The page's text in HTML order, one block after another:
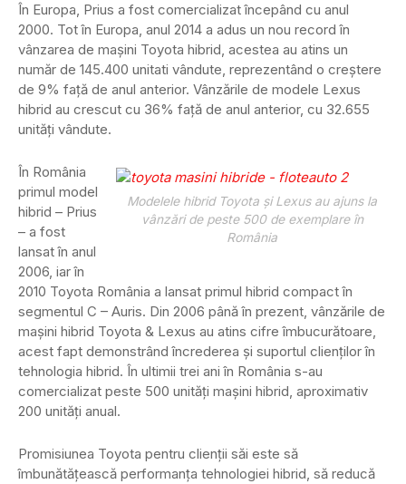
În Europa, Prius a fost comercializat începând cu anul
2000. Tot în Europa, anul 2014 a adus un nou record în
vânzarea de mașini Toyota hibrid, acestea au atins un
număr de 145.400 unitati vândute, reprezentând o creștere
de 9% față de anul anterior. Vânzările de modele Lexus
hibrid au crescut cu 36% față de anul anterior, cu 32.655
unități vândute.
Modelele hibrid Toyota și Lexus au ajuns la
vânzări de peste 500 de exemplare în
România
În România
primul model
hibrid – Prius
– a fost
lansat în anul
2006, iar în
2010 Toyota România a lansat primul hibrid compact în
segmentul C – Auris. Din 2006 până în prezent, vânzările de
mașini hibrid Toyota & Lexus au atins cifre îmbucurătoare,
acest fapt demonstrând încrederea și suportul clienților în
tehnologia hibrid. În ultimii trei ani în România s-au
comercializat peste 500 unități mașini hibrid, aproximativ
200 unități anual.
Promisiunea Toyota pentru clienții săi este să
îmbunătățească performanța tehnologiei hibrid, să reducă